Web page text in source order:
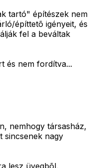
tartó" építészek nem
építtetõ igényeit, és
fel a beváltak
és nem fordítva...
nemhogy társasház,
sincsenek nagy